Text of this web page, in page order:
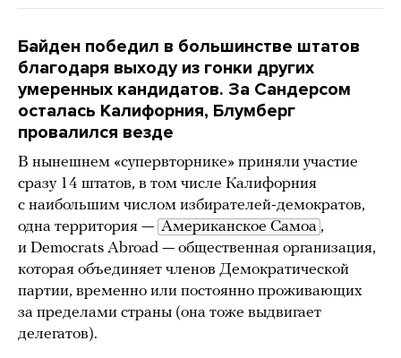
Байден победил в большинстве штатов
благодаря выходу из гонки других
умеренных кандидатов. За Сандерсом
осталась Калифорния, Блумберг
провалился везде
В нынешнем «супервторнике» приняли участие
сразу 14 штатов, в том числе Калифорния
с наибольшим числом избирателей-демократов,
одна территория — Американское Самоа ,
и Democrats Abroad — общественная организация,
которая объединяет членов Демократической
партии, временно или постоянно проживающих
за пределами страны (она тоже выдвигает
делегатов).